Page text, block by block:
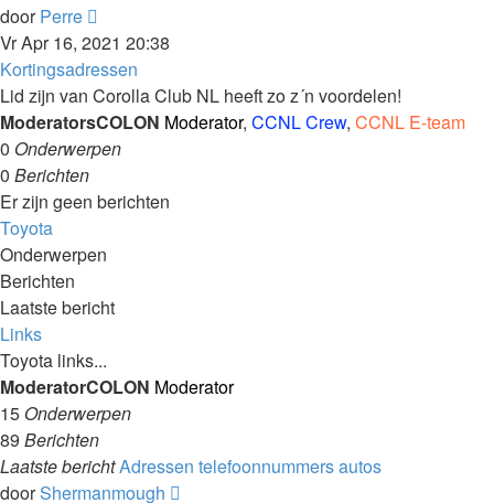
doorPerre
bericht
bekijken
Vr Apr 16, 2021 20:38
Kortingsadressen
Lid zijn van Corolla Club NL heeft zo z´n voordelen!
ModeratorsCOLON Moderator, CCNL Crew, CCNL E-team
0 Onderwerpen
0 Berichten
Er zijn geen berichten
Toyota
Onderwerpen
Berichten
Laatste bericht
Links
Toyota links...
ModeratorCOLON Moderator
15 Onderwerpen
89 Berichten
Laatste berichtAdressen telefoonnummers autos
doorShermanmough